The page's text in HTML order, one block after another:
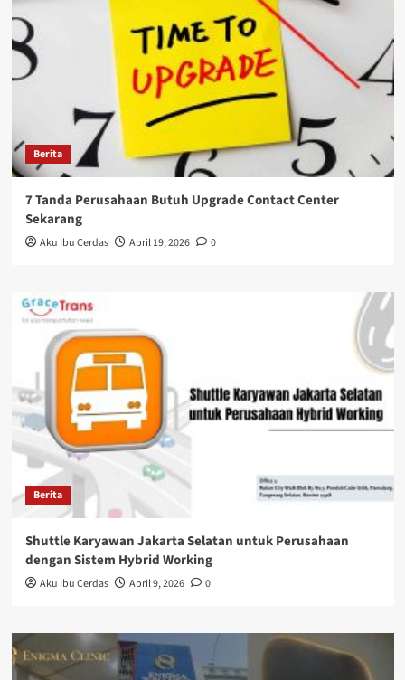
Berita
7 Tanda Perusahaan Butuh Upgrade Contact Center
Sekarang
Aku Ibu Cerdas April 19, 2026 0
Berita
Shuttle Karyawan Jakarta Selatan untuk Perusahaan
dengan Sistem Hybrid Working
Aku Ibu Cerdas April 9, 2026 0